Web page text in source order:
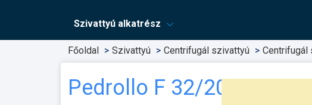
Szivattyú alkatrész
Főoldal Szivattyú Centrifugál szivattyú
Pedrollo F 32/200C